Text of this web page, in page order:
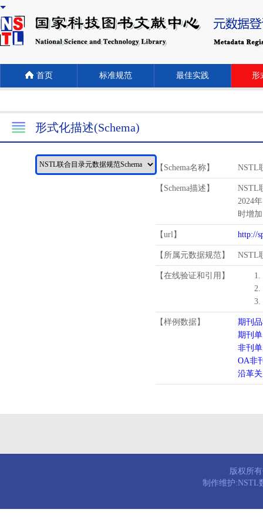
首页 标准规范 最佳实践 形
形式化描述(Schema)
【Schema名称】 NSTL
【Schema描述】
NSTL
2024
时增
【url】 http://
【所属元数据规范】 NSTL
【在线验证和引用】
1.
2.
3.
【样例数据】
期刊
期刊
非刊
OA非
沿革
版权所
制作维护:NSTL